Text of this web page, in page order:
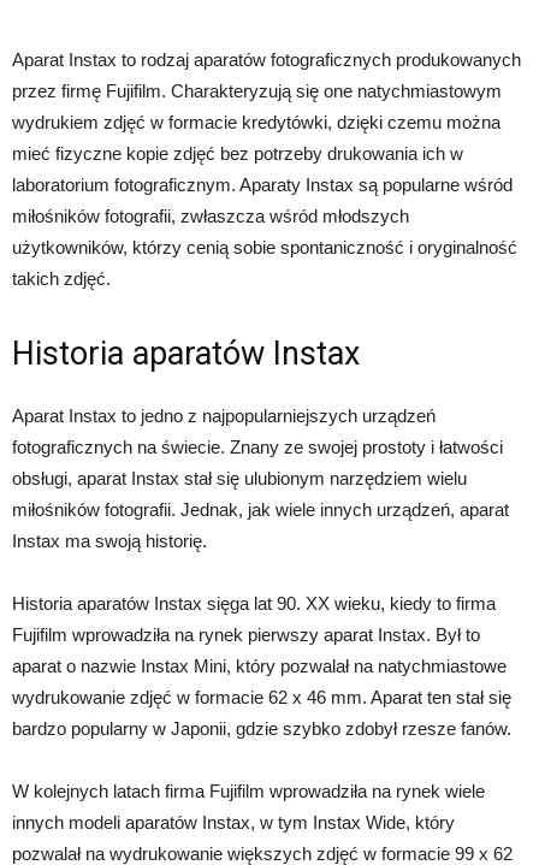
Aparat Instax to rodzaj aparatów fotograficznych produkowanych
przez firmę Fujifilm. Charakteryzują się one natychmiastowym
wydrukiem zdjęć w formacie kredytówki, dzięki czemu można
mieć fizyczne kopie zdjęć bez potrzeby drukowania ich w
laboratorium fotograficznym. Aparaty Instax są popularne wśród
miłośników fotografii, zwłaszcza wśród młodszych
użytkowników, którzy cenią sobie spontaniczność i oryginalność
takich zdjęć.
Historia aparatów Instax
Aparat Instax to jedno z najpopularniejszych urządzeń
fotograficznych na świecie. Znany ze swojej prostoty i łatwości
obsługi, aparat Instax stał się ulubionym narzędziem wielu
miłośników fotografii. Jednak, jak wiele innych urządzeń, aparat
Instax ma swoją historię.
Historia aparatów Instax sięga lat 90. XX wieku, kiedy to firma
Fujifilm wprowadziła na rynek pierwszy aparat Instax. Był to
aparat o nazwie Instax Mini, który pozwalał na natychmiastowe
wydrukowanie zdjęć w formacie 62 x 46 mm. Aparat ten stał się
bardzo popularny w Japonii, gdzie szybko zdobył rzesze fanów.
W kolejnych latach firma Fujifilm wprowadziła na rynek wiele
innych modeli aparatów Instax, w tym Instax Wide, który
pozwalał na wydrukowanie większych zdjęć w formacie 99 x 62